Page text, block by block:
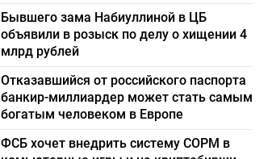
Бывшего зама Набиуллиной в ЦБ
объявили в розыск по делу о хищении 4
млрд рублей
Отказавшийся от российского паспорта
банкир-миллиардер может стать самым
богатым человеком в Европе
ФСБ хочет внедрить систему СОРМ в